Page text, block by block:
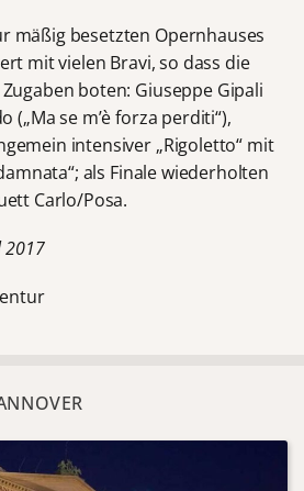
mäßig besetzten Opernhauses
mit vielen Bravi, so dass die
boten: Giuseppe Gipali
(„Ma se m’è forza perditi“),
intensiver „Rigoletto“ mit
als Finale wiederholten
Carlo/Posa.
2017